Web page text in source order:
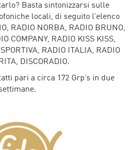
Basta sintonizzarsi sulle
locali, di seguito l’elenco
RADIO NORBA, RADIO BRUNO,
COMPANY, RADIO KISS KISS,
RADIO ITALIA, RADIO
DISCORADIO.
pari a circa 172 Grp’s in due